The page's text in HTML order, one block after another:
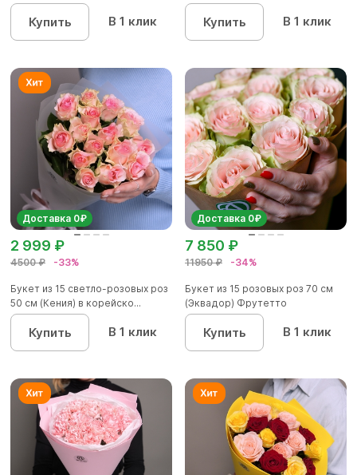
Купить В 1 клик Купить В 1 клик
Доставка 0₽
4500 ₽ -33%
2 999 ₽
Букет из 15 светло-розовых роз
50 см (Кения) в корейско...
Купить В 1 клик
Доставка 0₽
11950 ₽ -34%
7 850 ₽
Букет из 15 розовых роз 70 см
(Эквадор) Фрутетто
Купить В 1 клик